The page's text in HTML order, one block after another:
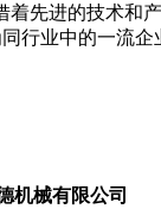
着先进的技术和
行业中的一流企
机械有限公司